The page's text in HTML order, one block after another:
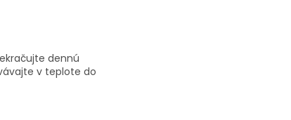
dennú
v teplote do